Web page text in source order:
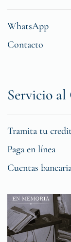
WhatsApp
Contacto
Servicio
Tramita tu
Paga en línea
Cuentas